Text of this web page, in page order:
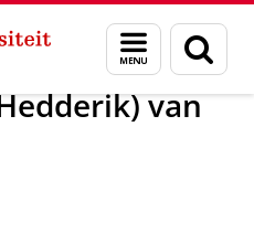
Menu
en
zoeken
D.H. (Hedderik) van Rijn
van